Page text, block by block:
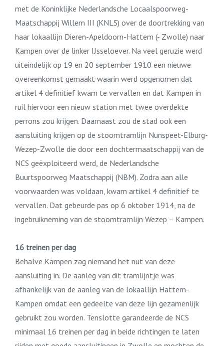
met de Koninklijke Nederlandsche Locaalspoorweg-
Maatschappij Willem III (KNLS) over de doortrekking van
haar lokaallijn Dieren-Apeldoorn-Hattem (- Zwolle) naar
Kampen over de linker IJsseloever. Na veel geruzie werd
uiteindelijk op 19 en 20 september 1910 een nieuwe
overeenkomst gemaakt waarin werd opgenomen dat
artikel 4 definitief kwam te vervallen en dat Kampen in
ruil hiervoor een nieuw station met twee overdekte
perrons zou krijgen. Daarnaast zou de stad ook een
aansluiting krijgen op de stoomtramlijn Nunspeet-Elburg-
Wezep-Zwolle die door een dochtermaatschappij van de
NCS geëxploiteerd werd, de Nederlandsche
Buurtspoorweg Maatschappij (NBM). Zodra aan alle
voorwaarden was voldaan, kwam artikel 4 definitief te
vervallen. Dat gebeurde pas op 6 oktober 1914, na de
ingebruikneming van de stoomtramlijn Wezep – Kampen.
16 treinen per dag
Behalve Kampen zag niemand het nut van deze
aansluiting in. De aanleg van dit tramlijntje was
afhankelijk van de aanleg van de lokaallijn Hattem-
Kampen omdat een gedeelte van deze lijn gezamenlijk
gebruikt zou worden. Tenslotte garandeerde de NCS
minimaal 16 treinen per dag in beide richtingen te laten